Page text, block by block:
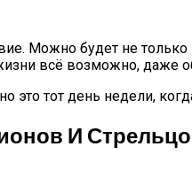
Можно будет не
всё возможно, даже
это тот день недели,
И